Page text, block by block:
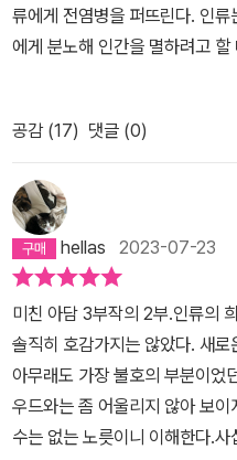
of the Flood) 수수께끼의 전염
계. 성인 클럽 댄서인 렌은 감염
분에 최후의 생존자가 된다. 환
비 역시 스파 건물에 숨어 지내
한다. 3권 『미친 아담』(MaddAddam) 크레이크가 유전자 조작으로
만들어 낸 신인류 ‘크레이커’들
레지스탕스인 미친 아담 세력과
다. 이 과정에서 크레이크가 만든
고, 구인류와 크레이커 들의 교
류에게 전염병을 퍼뜨린다. 인
에게 분노해 인간을 멸하려고
한두 명 꼭 있다.이 소설은 25년
정원사라는 종교 집단이 결성되
될 때까지의 시간. 홍수의 해는
이 없는 홍수, 이것은 바로 전염
다. 전세계를 3년 동안 공포에
높은 전염병. 이를 만들어 퍼뜨
그리고 2권에서도 렌의 회상 부
1권에서 주로 나왔던 오릭스는
는 인물이 된다. 다만 지미는 2
장인물이 된다.2권은 토비와 렌
시작에는 아담1의 연설이 있고,
집'에서라고 되어 있는 노래(시
공감 (17) 댓글 (0)
hellas 2023-07-23
미친 아담 3부작의 2부.인류의
솔직히 호감가지는 않았다. 새로
아무래도 가장 불호의 부분이었
우드와는 좀 어울리지 않아 보
수는 없는 노릇이니 이해한다.